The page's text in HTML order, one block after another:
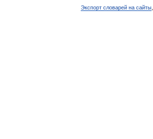
Экспорт словарей на сайты